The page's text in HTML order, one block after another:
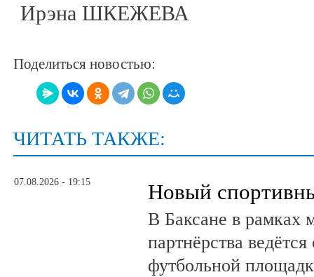
Ирэна ШКЕЖЕВА
Поделиться новостью:
ЧИТАТЬ ТАКЖЕ:
07.08.2026 - 19:15 Новый
В Баксане в рамках
партнёрства
футбольной